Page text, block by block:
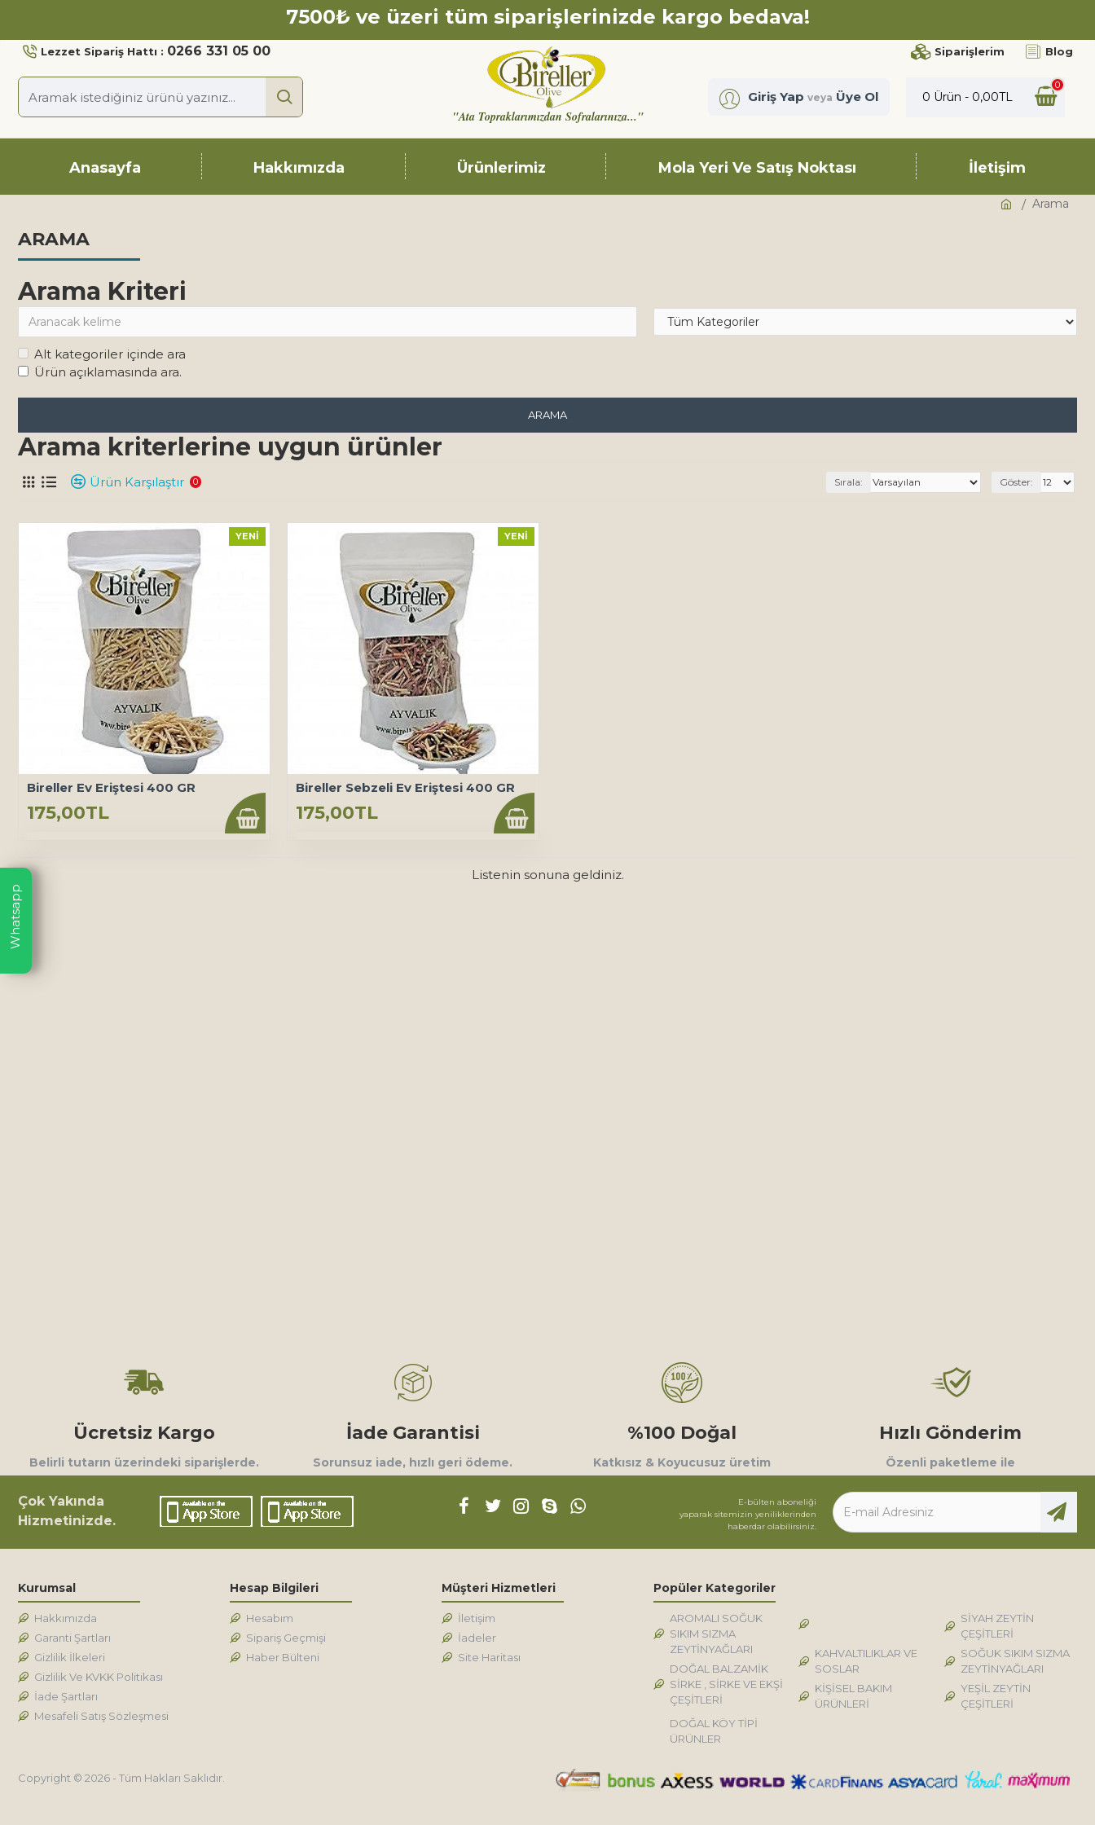
7500₺ ve üzeri tüm siparişlerinizde kargo bedava!
Lezzet Sipariş Hattı : 0266 331 05 00 Siparişlerim Blog
"Ata Topraklarımızdan Sofralarınıza..."
Giriş Yap veya Üye Ol 0 Ürün - 0,00TL
0
Anasayfa Hakkımızda Ürünlerimiz Mola Yeri Ve Satış Noktası İletişim
Arama
ARAMA
Arama Kriteri
Alt kategoriler içinde ara
Ürün açıklamasında ara.
ARAMA
Arama kriterlerine uygun ürünler
Ürün Karşılaştır 0 Sırala: Göster:
YENI
Bireller Ev Eriştesi 400 GR
175,00TL
YENI
Bireller Sebzeli Ev Eriştesi 400 GR
175,00TL
Listenin sonuna geldiniz.
Ücretsiz Kargo
Belirli tutarın üzerindeki siparişlerde.
İade Garantisi
Sorunsuz iade, hızlı geri ödeme.
%100 Doğal
Katkısız & Koyucusuz üretim
Hızlı Gönderim
Özenli paketleme ile
Çok Yakında
Hizmetinizde.
E-bülten aboneliği
yaparak sitemizin yeniliklerinden
haberdar olabilirsiniz.
Kurumsal
Hakkımızda
Garanti Şartları
Gizlilik İlkeleri
Gizlilik Ve KVKK Politikası
İade Şartları
Mesafeli Satış Sözleşmesi
Hesap Bilgileri
Hesabım
Sipariş Geçmişi
Haber Bülteni
Müşteri Hizmetleri
İletişim
İadeler
Site Haritası
Popüler Kategoriler
AROMALI SOĞUK
SIKIM SIZMA
ZEYTİNYAĞLARI
DOĞAL BALZAMİK
SİRKE , SİRKE VE EKŞİ
ÇEŞİTLERİ
KAHVALTILIKLAR VE
SOSLAR
KİŞİSEL BAKIM
ÜRÜNLERİ
SİYAH ZEYTİN
ÇEŞİTLERİ
SOĞUK SIKIM SIZMA
ZEYTİNYAĞLARI
YEŞİL ZEYTİN
ÇEŞİTLERİ
Copyright © 2026 - Tüm Hakları Saklıdır.
Whatsapp